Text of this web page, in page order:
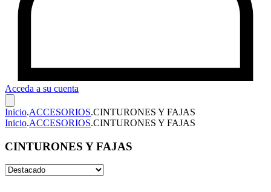
Acceda a su cuenta
Inicio.ACCESORIOS.CINTURONES Y FAJAS
Inicio.ACCESORIOS.CINTURONES Y FAJAS
CINTURONES Y FAJAS